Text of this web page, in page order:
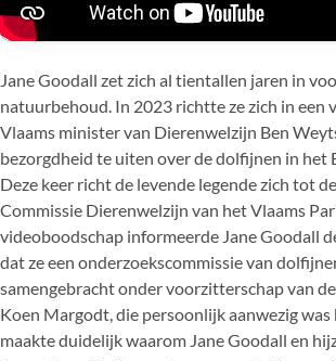
Jane Goodall zet zich al tientallen jaren in
natuurbehoud. In 2023 richtte ze zich in een
Vlaams minister van Dierenwelzijn Ben
bezorgdheid te uiten over de dolfijnen in het
Deze keer richt de levende legende zich tot
Commissie Dierenwelzijn van het Vlaams
videoboodschap informeerde Jane Goodall
dat ze een onderzoekscommissie van
samengebracht onder voorzitterschap van
Koen Margodt, die persoonlijk aanwezig was
maakte duidelijk waarom Jane Goodall en